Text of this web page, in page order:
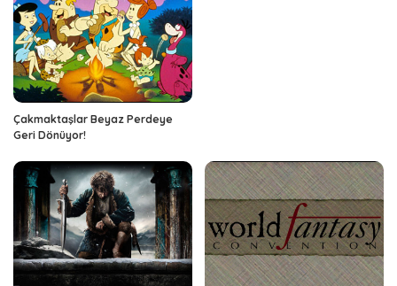
Çakmaktaşlar Beyaz Perdeye
Geri Dönüyor!